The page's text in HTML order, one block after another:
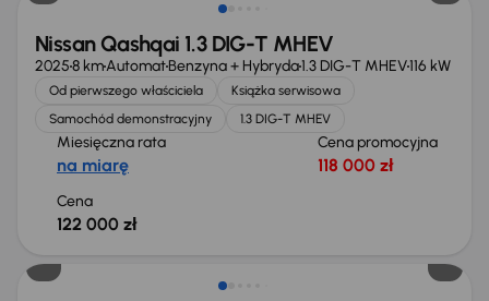
Nissan Qashqai 1.3 DIG-T MHEV
20258 kmAutomatBenzyna + Hybryda1.3 DIG-T MHEV116 kW
Od pierwszego właściciela
Książka serwisowa
Samochód demonstracyjny
1.3 DIG-T MHEV
Miesięczna rata
na miarę
Cena promocyjna
118 000 zł
Cena
122 000 zł